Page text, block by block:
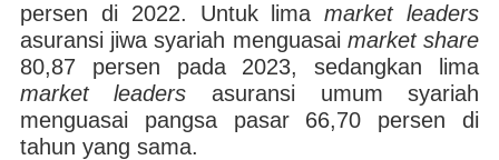
persen di 2022. Untuk limamarket leaders
asuransi jiwa syariah menguasai market share
80,87 persen pada 2023, sedangkan lima
market leaders asuransi umum syariah
menguasai pangsa pasar 66,70 persen di
tahun yang sama.